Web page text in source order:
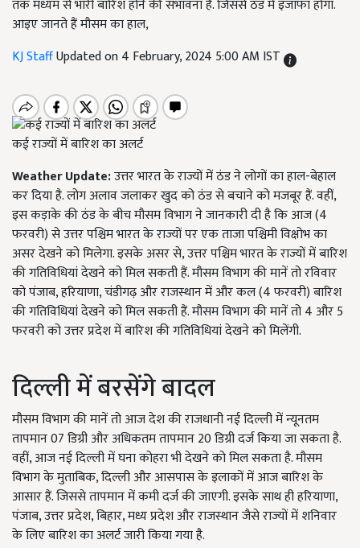
तक मध्यम से भारी बारिश होने की संभावना है. जिससे ठंड में इजाफा होगा.
आइए जानते हैं मौसम का हाल,
KJ StaffUpdated on 4 February, 2024 5:00 AM IST
कई राज्यों में बारिश का अलर्ट
Weather Update:उत्तर भारत के राज्यों में ठंड ने लोगों का हाल-बेहाल
कर दिया है. लोग अलाव जलाकर खुद को ठंड से बचाने को मजबूर हैं. वहीं,
इस कड़ाके की ठंड के बीच मौसम विभाग ने जानकारी दी है कि आज (4
फरवरी) से उत्तर पश्चिम भारत के राज्यों पर एक ताजा पश्चिमी विक्षोभ का
असर देखने को मिलेगा. इसके असर से, उत्तर पश्चिम भारत के राज्यों में बारिश
की गतिविधियां देखने को मिल सकती हैं. मौसम विभाग की मानें तो रविवार
को पंजाब, हरियाणा, चंडीगढ़ और राजस्थान में और कल (4 फरवरी) बारिश
की गतिविधियां देखने को मिल सकती हैं. मौसम विभाग की मानें तो 4 और 5
फरवरी को उत्तर प्रदेश में बारिश की गतिविधियां देखने को मिलेंगी.
दिल्ली में बरसेंगे बादल
मौसम विभाग की मानें तो आज देश की राजधानी नई दिल्ली में न्यूनतम
तापमान 07 डिग्री और अधिकतम तापमान 20 डिग्री दर्ज किया जा सकता है.
वहीं, आज नई दिल्ली में घना कोहरा भी देखने को मिल सकता है. मौसम
विभाग के मुताबिक, दिल्ली और आसपास के इलाकों में आज बारिश के
आसार हैं. जिससे तापमान में कमी दर्ज की जाएगी. इसके साथ ही हरियाणा,
पंजाब, उत्तर प्रदेश, बिहार, मध्य प्रदेश और राजस्थान जैसे राज्यों में शनिवार
के लिए बारिश का अलर्ट जारी किया गया है.